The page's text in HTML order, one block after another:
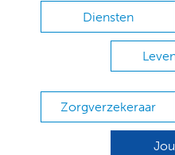
Diensten
Zorgverzekeraar